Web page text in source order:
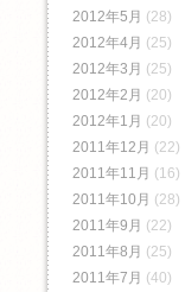
2012年5月 (28)
2012年4月 (25)
2012年3月 (25)
2012年2月 (20)
2012年1月 (20)
2011年12月 (22)
2011年11月 (16)
2011年10月 (28)
2011年9月 (22)
2011年8月 (25)
2011年7月 (40)